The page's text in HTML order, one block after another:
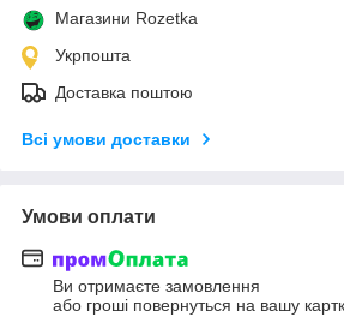
Магазини Rozetka
Укрпошта
Доставка поштою
Всі умови доставки
Умови оплати
Ви отримаєте замовлення
або гроші повернуться на вашу